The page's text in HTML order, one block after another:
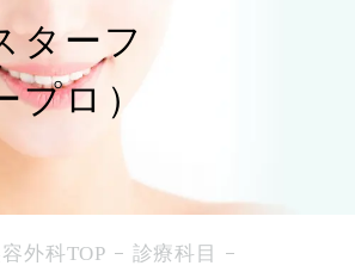
ターフ
プロ）
外科TOP
診療科目